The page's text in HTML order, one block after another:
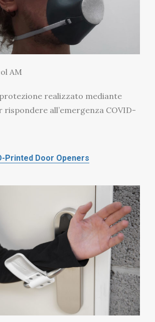
AM
realizzato mediante
rispondere all’emergenza COVID-
Printed Door Openers